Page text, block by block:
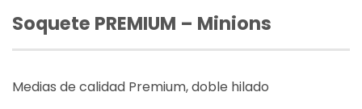
Soquete PREMIUM – Minions
Medias de calidad Premium, doble hilado